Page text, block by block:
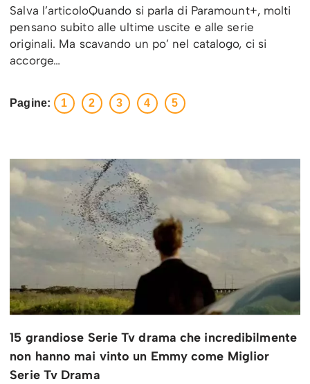
Salva l’articoloQuando si parla di Paramount+, molti
pensano subito alle ultime uscite e alle serie
originali. Ma scavando un po’ nel catalogo, ci si
accorge…
Pagine: 1 2 3 4 5
15 grandiose Serie Tv drama che incredibilmente
non hanno mai vinto un Emmy come Miglior
Serie Tv Drama